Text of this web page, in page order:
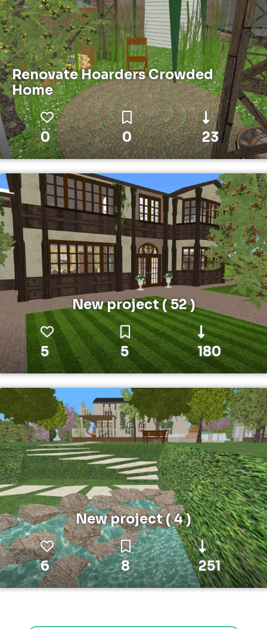
Renovate Hoarders Crowded
Home
0 0 23
New project ( 52 )
5 5 180
New project ( 4 )
6 8 251